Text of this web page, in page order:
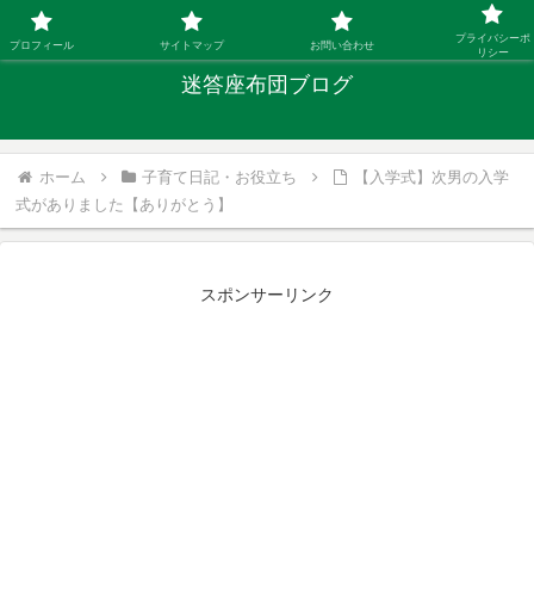
「ひとり親」40代シングルファザーの子育て迷答
迷答座布団ブログ
ホーム 子育て日記・お役立ち
【入学式】次男の入学
式がありました【ありがとう】
スポンサーリンク
プロフィール サイトマップ お問い合わせ
プライバシーポ
リシー